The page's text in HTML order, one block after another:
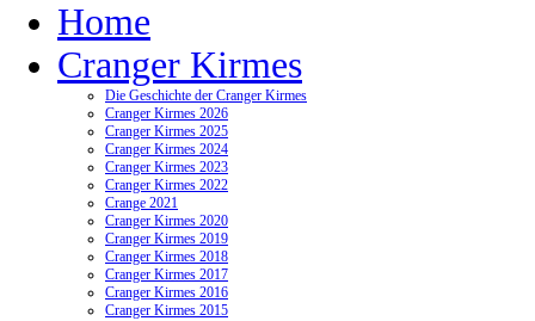
Home
Cranger Kirmes
Die Geschichte der Cranger Kirmes
Cranger Kirmes 2026
Cranger Kirmes 2025
Cranger Kirmes 2024
Cranger Kirmes 2023
Cranger Kirmes 2022
Crange 2021
Cranger Kirmes 2020
Cranger Kirmes 2019
Cranger Kirmes 2018
Cranger Kirmes 2017
Cranger Kirmes 2016
Cranger Kirmes 2015